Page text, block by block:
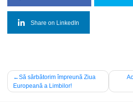
Share on LinkedIn
Navigare
în
Să sărbătorim împreună Ziua
Europeană a Limbilor!